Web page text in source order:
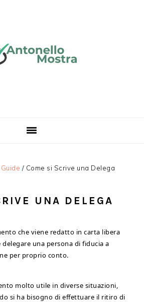
Guide / Come si Scrive una Delega
UNA DELEGA
che viene redatto in carta libera
una persona di fiducia a
per proprio conto.
molto utile in diverse situazioni,
si ha bisogno di effettuare il ritiro di